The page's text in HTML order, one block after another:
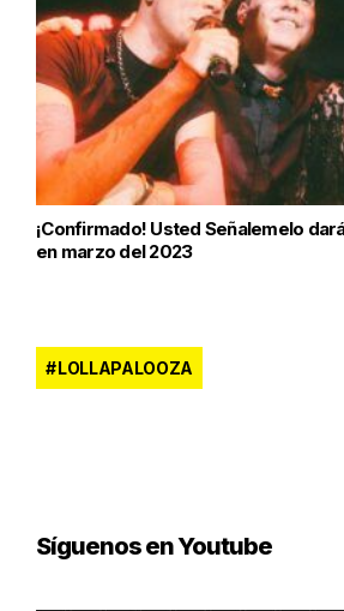
¡Confirmado! Usted Señalemelo
en marzo del 2023
LOLLAPALOOZA
Síguenos en Youtube